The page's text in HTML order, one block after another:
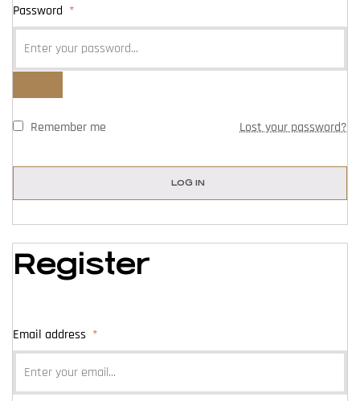
Password *
Remember me Lost your password?
LOG IN
Register
Email address *